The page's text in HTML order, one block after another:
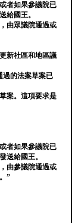
者如果參議院已
給國王。
由眾議院通過或
新社區和地區議
過的法案草案已
案。這項要求是
者如果參議院已
送給國王。
由參議院通過或
”